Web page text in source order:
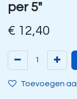
per 5"
€ 12,40
Toevoegen